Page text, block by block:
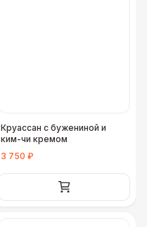
Круассан с бужениной и
ким-чи кремом
3 750 ₽